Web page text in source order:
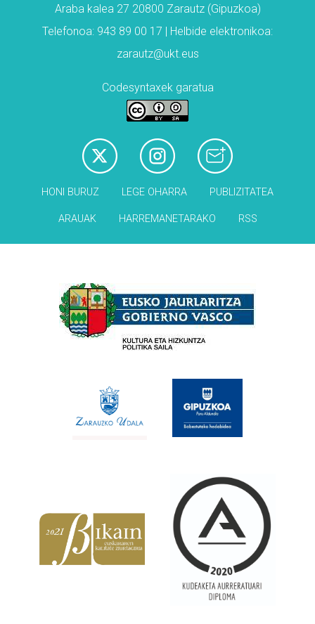
Araba kalea 27 20800 Zarautz (Gipuzkoa)
Telefonoa: 943 89 00 17 | Helbide elektronikoa:
zarautz@ukt.eus
Codesyntaxek garatua
HONI BURUZ LEGE OHARRA PUBLIZITATEA
ARAUAK HARREMANETARAKO RSS